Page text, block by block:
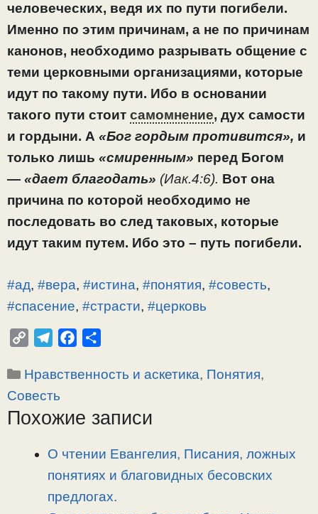
человеческих, ведя их по пути погибели.
Именно по этим причинам, а не по причинам
канонов, необходимо разрывать общение с
теми церковными организациями, которые
идут по такому пути. Ибо в основании
такого пути стоит самомнение, дух самости
и гордыни. А «Бог гордым противится», и
только лишь «смиренным» перед Богом
— «дает благодать» (Иак.4:6). Вот она
причина по которой необходимо не
последовать во след таковых, которые
идут таким путем. Ибо это – путь погибели.
#ад, #вера, #истина, #понятия, #совесть,
#спасение, #страсти, #церковь
p
y
L
l
e
g
a
c
b
п
а
Рубрики
Нравственность и аскетика, Понятия,
Совесть
Похожие записи
О чтении Евангелия, Писания, ложных
понятиях и благовидных бесовских
предлогах.